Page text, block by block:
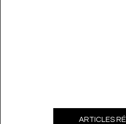
ARTICLES